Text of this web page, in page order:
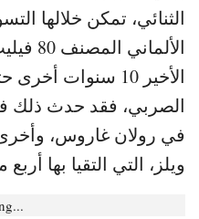
الثنائي، تمكن خلالها
الأخير 10 سنوات
في رولان غاروس، وأخرى
ويلز، التي التقيا بها